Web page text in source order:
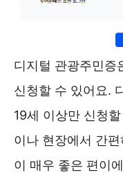
디지털 관광주민증
신청할 수 있어요.
19세 이상만 신청
이나 현장에서 간
이 매우 좋은 편이